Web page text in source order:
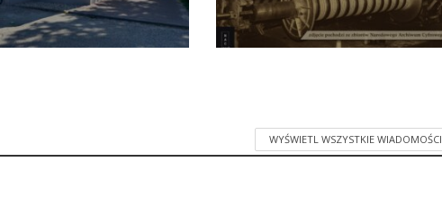
WYŚWIETL WSZYSTKIE WIADOMOŚCI